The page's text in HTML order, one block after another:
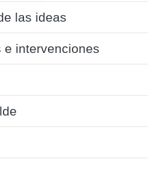
las ideas
e intervenciones